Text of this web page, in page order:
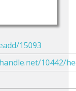
15093
10442/